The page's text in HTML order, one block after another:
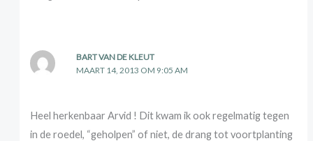
BART VAN DE KLEUT
MAART 14, 2013 OM 9:05 AM
Heel herkenbaar Arvid ! Dit kwam ik ook regelmatig tegen
in de roedel, “geholpen” of niet, de drang tot voortplanting